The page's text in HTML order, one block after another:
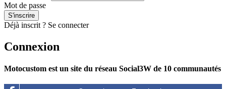
Mot de passe
Déjà inscrit ? Se connecter
Connexion
Motocustom est un site du réseau Social3W de 10 communautés